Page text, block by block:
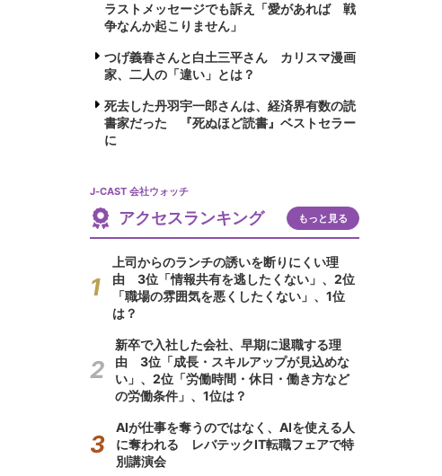
ラストメッセージでも訴え「愛があれば 戦
争なんか起こりません」
つげ義春さんと白土三平さん カリスマ漫画
家、二人の「違い」とは？
死去した丹羽宇一郎さんは、経済界有数の読
書家だった 『死ぬほど読書』ベストセラー
に
J-CAST 会社ウォッチ
アクセスランキング もっと見る
上司からのランチの誘いを断りにくい理
由 3位「情報共有を逃したくない」、2位
「職場の雰囲気を悪くしたくない」、1位
は？
新卒で入社した会社、早期に退職する理
由 3位「成長・スキルアップが見込めな
い」、2位「労働時間・休日・働き方など
の労働条件」、1位は？
AIが仕事を奪うのではなく、AIを使える人
に奪われる レバテックIT転職フェアで特
別講演会